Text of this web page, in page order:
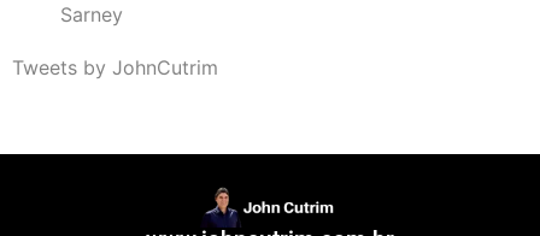
Sarney
Tweets by JohnCutrim